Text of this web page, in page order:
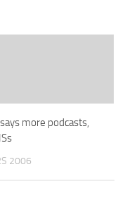
more podcasts,
2006